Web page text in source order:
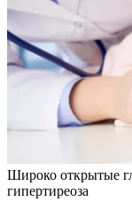
Широко открытые
гипертиреоза